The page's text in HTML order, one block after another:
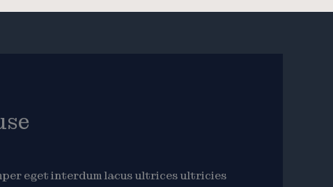
eget interdum lacus ultrices ultricies